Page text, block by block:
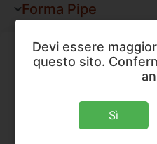
Forma Pipe
Devi essere
questo sito.
Sì